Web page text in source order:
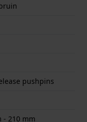
pushpins
- 210 mm